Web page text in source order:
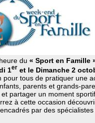
du« Sport en Famille
1er et le Dimanche 2
pour tous de pratiquer une
parents et grands-
et partager un moment
à cette occasion
par des